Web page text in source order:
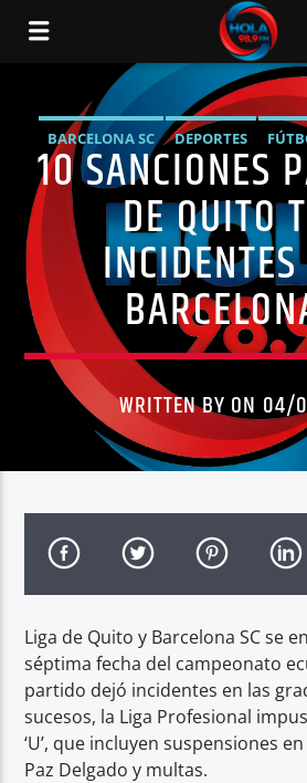
RADIO HOLA
0:00
Radio hola
BARCELONA SC DEPORTES
NOTICIAS
10 SANCIONES
DE QUITO
WRITTEN BY ON
Liga de Quito y Barcelona SC se
séptima fecha del campeonato
partido dejó incidentes en las
sucesos, la Liga Profesional
‘U’, que incluyen suspensiones
Paz Delgado y multas.